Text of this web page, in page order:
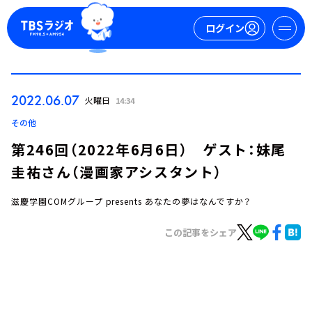
ログイン
2022.06.07 火曜日 14:34
その他
第246回（2022年6月6日） ゲスト：妹尾
圭祐さん（漫画家アシスタント）
滋慶学園COMグループ presents あなたの夢はなんですか？
この記事をシェア